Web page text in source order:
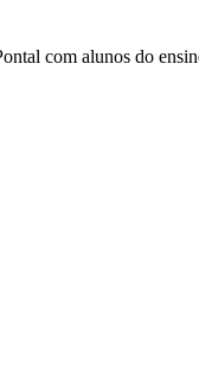
com alunos do